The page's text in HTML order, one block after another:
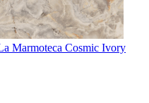
Marmoteca Cosmic Ivory